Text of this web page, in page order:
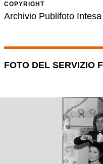
COPYRIGHT
Archivio Publifoto
FOTO DEL SERVIZIO